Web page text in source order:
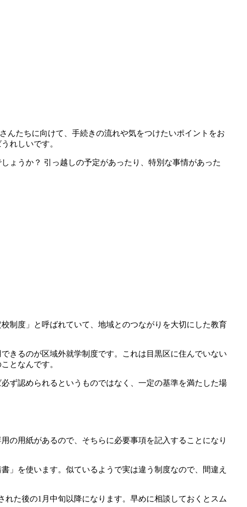
んたちに向けて、手続きの流れや気をつけたいポイントをお
れしいです。
ょうか？ 引っ越しの予定があったり、特別な事情があった
制度」と呼ばれていて、地域とのつながりを大切にした教育
きるのが区域外就学制度です。これは目黒区に住んでいない
となんです。
ず認められるというものではなく、一定の基準を満たした場
の用紙があるので、そちらに必要事項を記入することになり
」を使います。似ているようで実は違う制度なので、間違え
た後の1月中旬以降になります。早めに相談しておくとスム